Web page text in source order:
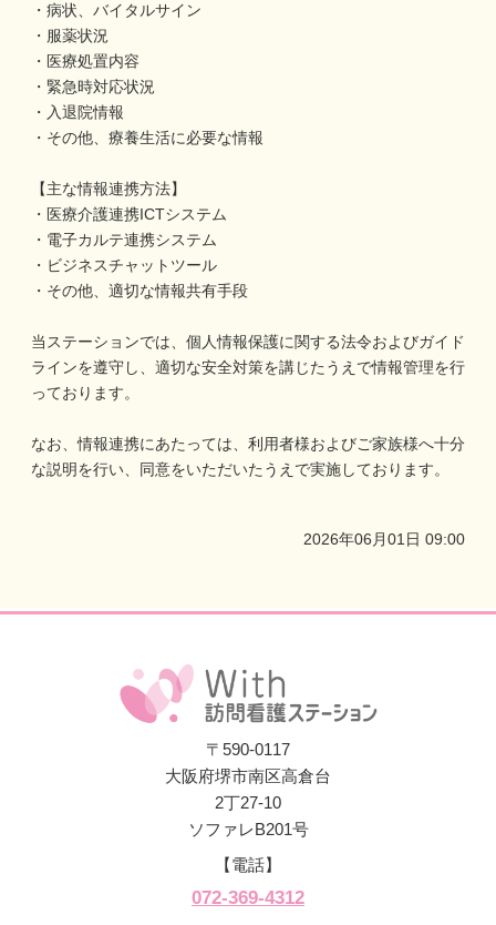
・病状、バイタルサイン
・服薬状況
・医療処置内容
・緊急時対応状況
・入退院情報
・その他、療養生活に必要な情報
【主な情報連携方法】
・医療介護連携ICTシステム
・電子カルテ連携システム
・ビジネスチャットツール
・その他、適切な情報共有手段
当ステーションでは、個人情報保護に関する法令およびガイド
ラインを遵守し、適切な安全対策を講じたうえで情報管理を行
っております。
なお、情報連携にあたっては、利用者様およびご家族様へ十分
な説明を行い、同意をいただいたうえで実施しております。
2026年06月01日 09:00
〒590-0117
大阪府堺市南区高倉台
2丁27-10
ソファレB201号
【電話】
072-369-4312